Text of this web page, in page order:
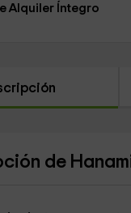
Alquiler Íntegro
de